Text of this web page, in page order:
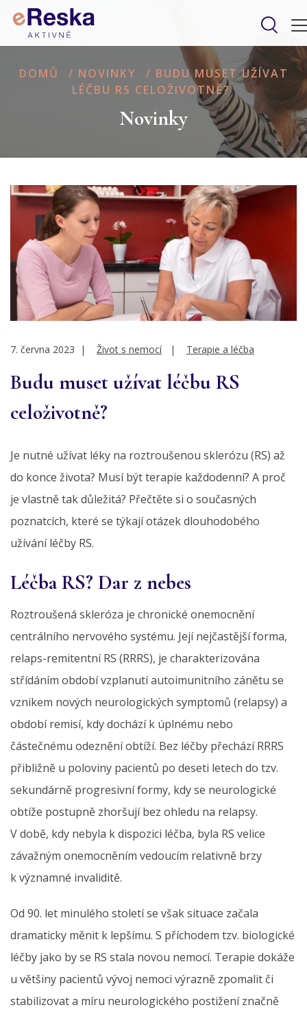
DOMŮ / NOVINKY / BUDU MUSET UŽÍVAT
LÉČBU RS CELOŽIVOTNĚ?
Novinky
7. června 2023 | Život s nemocí | Terapie a léčba
Budu muset užívat léčbu RS
celoživotně?
Je nutné užívat léky na roztroušenou sklerózu (RS) až
do konce života? Musí být terapie každodenní? A proč
je vlastně tak důležitá? Přečtěte si o současných
poznatcích, které se týkají otázek dlouhodobého
užívání léčby RS.
Léčba RS? Dar z nebes
Roztroušená skleróza je chronické onemocnění
centrálního nervového systému. Její nejčastější forma,
relaps-remitentní RS (RRRS), je charakterizována
střídáním období vzplanutí autoimunitního zánětu se
vznikem nových neurologických symptomů (relapsy) a
období remisí, kdy dochází k úplnému nebo
částečnému odeznění obtíží. Bez léčby přechází RRRS
přibližně u poloviny pacientů po deseti letech do tzv.
sekundárně progresivní formy, kdy se neurologické
obtíže postupně zhoršují bez ohledu na relapsy.
V době, kdy nebyla k dispozici léčba, byla RS velice
závažným onemocněním vedoucím relativně brzy
k významné invaliditě.
Od 90. let minulého století se však situace začala
dramaticky měnit k lepšímu. S příchodem tzv. biologické
léčby jako by se RS stala novou nemocí. Terapie dokáže
u většiny pacientů vývoj nemoci výrazně zpomalit či
stabilizovat a míru neurologického postižení značně